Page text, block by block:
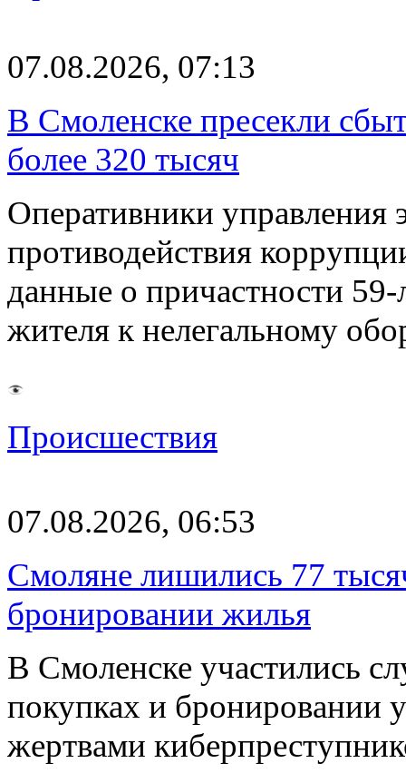
07.08.2026, 07:13
В Смоленске пресекли
более 320 тысяч
Оперативники управления
противодействия
данные о причастности 59-
жителя к нелегальному
Происшествия
07.08.2026, 06:53
Смоляне лишились 77
бронировании жилья
В Смоленске участились
покупках и бронировании
жертвами